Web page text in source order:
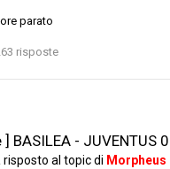
parato
risposte
BASILEA - JUVENTUS
risposto al topic di